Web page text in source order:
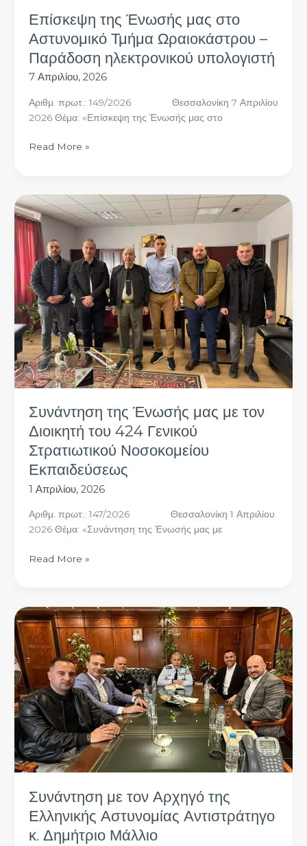
Επίσκεψη της Ένωσής μας στο
Αστυνομικό Τμήμα Ωραιοκάστρου –
Παράδοση ηλεκτρονικού υπολογιστή
7 Απριλίου, 2026
Αριθμ. πρωτ.: 149/2026 Θεσσαλονίκη 7 Απριλίου
2026 Θέμα: «Επίσκεψη της Ένωσής μας στο
Read More »
Συνάντηση της Ένωσής μας με τον
Διοικητή του 424 Γενικού
Στρατιωτικού Νοσοκομείου
Εκπαιδεύσεως
1 Απριλίου, 2026
Αριθμ. πρωτ.: 147/2026 Θεσσαλονίκη 1 Απριλίου
2026 Θέμα: «Συνάντηση της Ένωσής μας με
Συνάντηση
της
Ένωσής
μας
με
τον
Διοικητή
του
424
Γενικού
Στρατιωτικού
Νοσοκομείου
Εκπαιδεύσεως
Read More »
Συνάντηση με τον Αρχηγό της
Ελληνικής Αστυνομίας Αντιστράτηγο
κ. Δημήτριο Μάλλιο
Συνάντηση
με
τον
Αρχηγό
της
Ελληνικής
Αστυνομίας
Αντιστράτηγο
κ.
Δημήτριο
Μάλλιο